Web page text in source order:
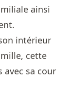
ainsi
intérieur
cette
sa cour